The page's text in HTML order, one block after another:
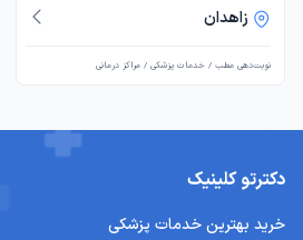
زاهدان
نوبت‌دهی مطب / خدمات پزشکی / مراکز درمانی
دکترتو کلینیک
خرید بهترین خدمات پزشکی